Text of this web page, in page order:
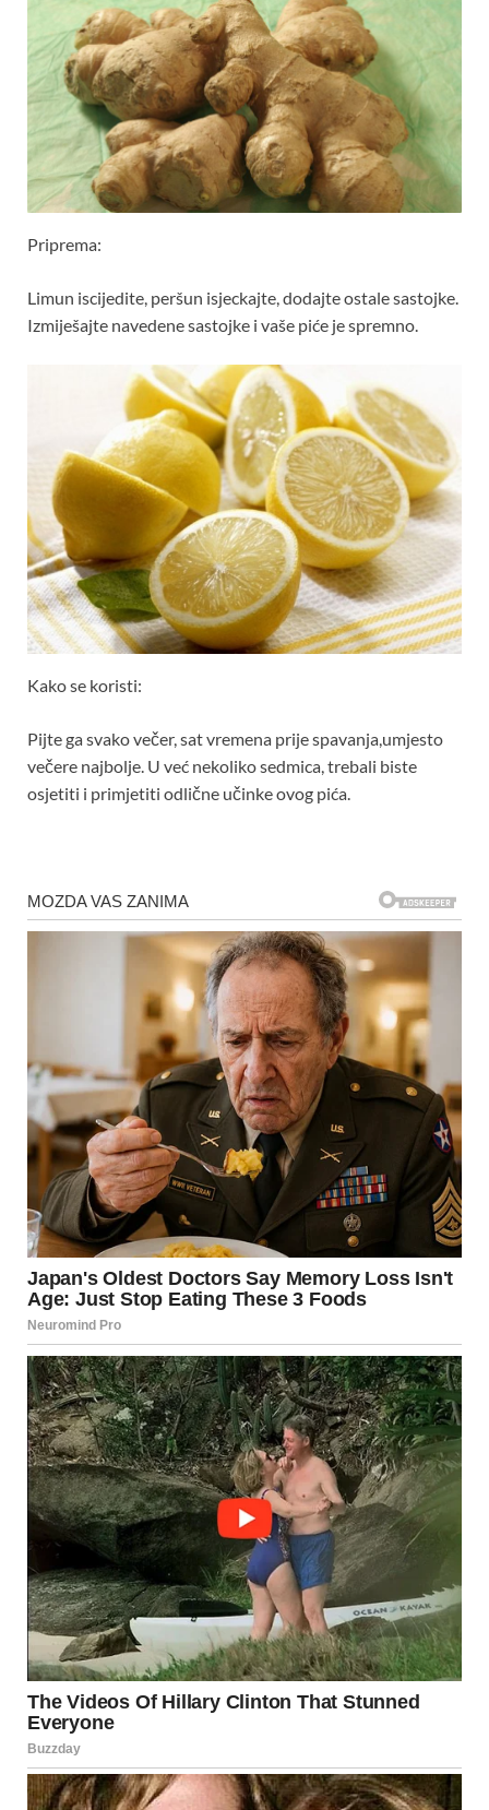
Priprema:
Limun iscijedite, peršun isjeckajte, dodajte ostale sastojke.
Izmiješajte navedene sastojke i vaše piće je spremno.
Kako se koristi:
Pijte ga svako večer, sat vremena prije spavanja,umjesto
večere najbolje. U već nekoliko sedmica, trebali biste
osjetiti i primjetiti odlične učinke ovog pića.